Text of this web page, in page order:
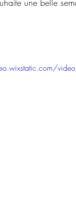
une belle